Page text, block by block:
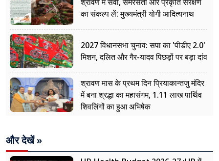
का संकल्प लें: मुख्यमंत्री योगी आदित्यनाथ
2027 विधानसभा चुनाव: सपा का 'पीडीए 2.0'
मिशन, दलित और गैर-यादव पिछड़ों पर बड़ा दांव
श्रावण मास के प्रथम दिन प्रियाकान्तजु मंदिर
में बना श्रद्धा का महासंगम, 1.11 लाख पार्थिव
शिवलिंगों का हुआ अभिषेक
और देखें »